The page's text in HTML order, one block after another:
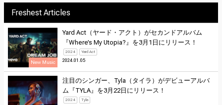
Freshest Articles
New Music
Yard Act（ヤード・アクト）がセカンドアルバム
『Where’s My Utopia?』を3月1日にリリース！
2024 Yard Act
2024.01.05
注目のシンガー、Tyla（タイラ）がデビューアルバ
ム『TYLA』を3月22日にリリース！
2024 Tyla